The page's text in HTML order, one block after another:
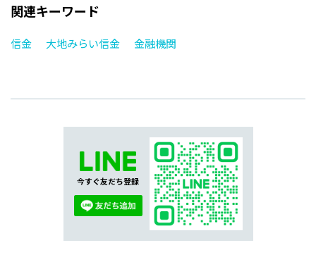
関連キーワード
信金 大地みらい信金 金融機関
今すぐ友だち登録